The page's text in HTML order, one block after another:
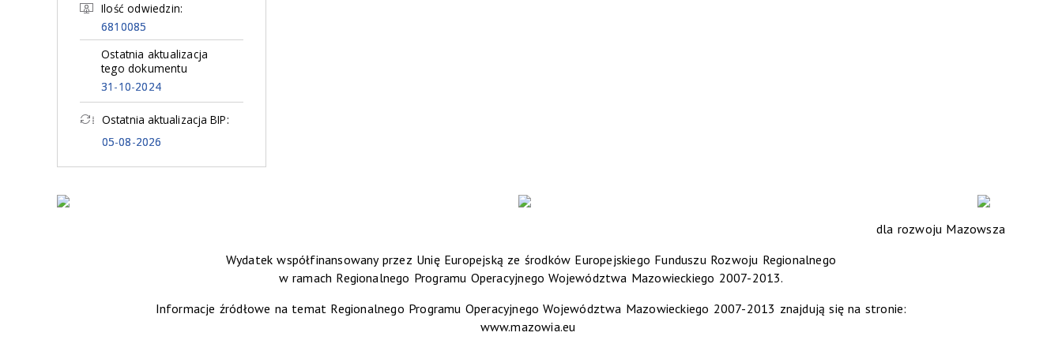
Ilość odwiedzin:
6810085
Ostatnia aktualizacja
tego dokumentu
31-10-2024
Ostatnia aktualizacja BIP:
05-08-2026
dla rozwoju Mazowsza
Wydatek współfinansowany przez Unię Europejską ze środków Europejskiego Funduszu Rozwoju Regionalnego
w ramach Regionalnego Programu Operacyjnego Województwa Mazowieckiego 2007-2013.
Informacje źródłowe na temat Regionalnego Programu Operacyjnego Województwa Mazowieckiego 2007-2013 znajdują się na stronie:
www.mazowia.eu